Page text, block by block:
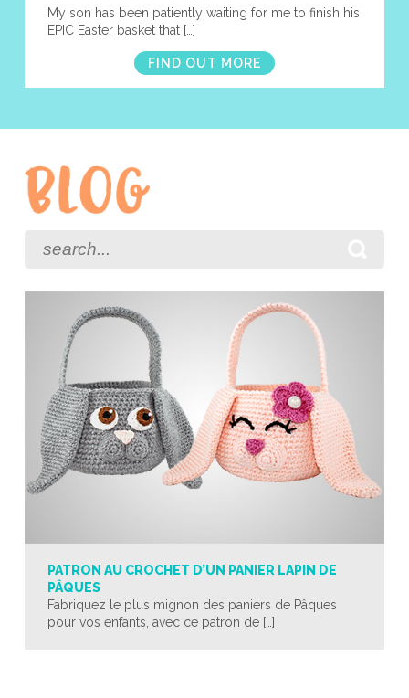
My son has been patiently waiting for me to finish his
EPIC Easter basket that […]
FIND OUT MORE
PATRON AU CROCHET D’UN PANIER LAPIN DE
PÂQUES
Fabriquez le plus mignon des paniers de Pâques
pour vos enfants, avec ce patron de […]